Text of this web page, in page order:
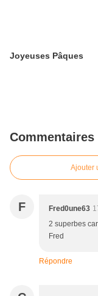
Joyeuses Pâques
Commentaires
Ajouter
F Fred0une63
2 superbes
Fred
Répondre